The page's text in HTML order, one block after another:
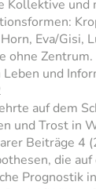
Kollektive und
Eva/Gisi,
ohne
Leben und
auf dem
und Trost in
Beiträge 4
die
Prognostik